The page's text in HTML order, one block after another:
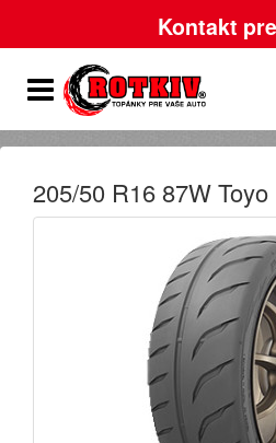
Kontakt
205/50 R16 87W